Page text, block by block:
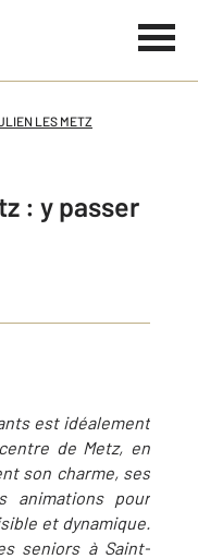
LES METZ
: y passer
est idéalement
de Metz, en
son charme, ses
animations pour
et dynamique.
seniors à Saint-